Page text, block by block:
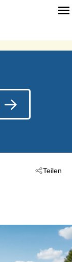
Teilen